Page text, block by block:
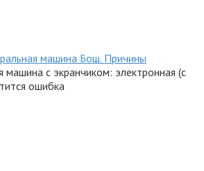
машина Бош. Причины
машина с экранчиком: электронная (с
ошибка